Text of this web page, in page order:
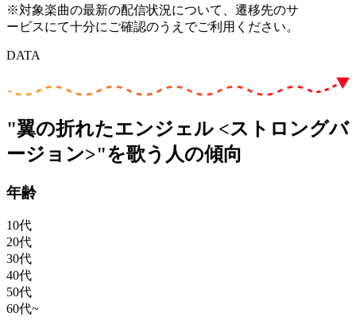
※対象楽曲の最新の配信状況について、遷移先のサ
ービスにて十分にご確認のうえでご利用ください。
DATA
"翼の折れたエンジェル <ストロングバ
ージョン>"を歌う人の傾向
年齢
10代
20代
30代
40代
50代
60代~